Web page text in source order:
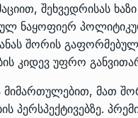
შეხვედრისას
ნაყოფიერ
შორის
კიდევ უფრო
მიმართულებით, მათ
პერსპექტივებზე.
13/05/2022
ფალიაშვილის
ოპერისა და
13/05/2022